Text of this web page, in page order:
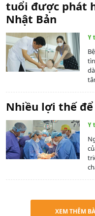
tuổi được phát
Nhật Bản
Y
Nhiều lợi thế
Y
XEM THÊM